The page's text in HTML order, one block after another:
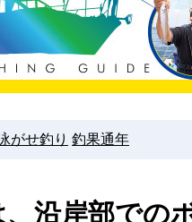
がせ釣り 釣果通年
、沿岸部での